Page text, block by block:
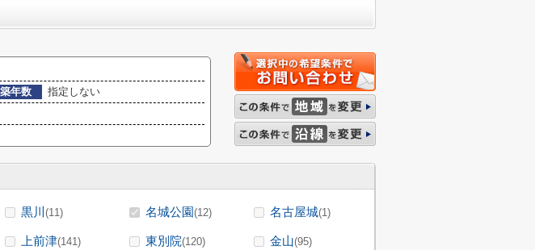
築年数
指定しない
黒川 (11) 名城公園(12) 名古屋城(1)
上前津(141) 東別院(120) 金山(95)